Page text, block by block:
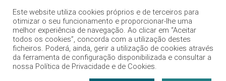
Política de Privacidade e de Cookies
Termos e condições de utilização
Listagem das Unidades Hospitalares
Proteção de dados
Este website utiliza cookies próprios e de terceiros para
otimizar o seu funcionamento e proporcionar-lhe uma
melhor experiência de navegação. Ao clicar em “Aceitar
todos os cookies”, concorda com a utilização destes
ficheiros. Poderá, ainda, gerir a utilização de cookies através
da ferramenta de configuração disponibilizada e consultar a
nossa Política de Privacidade e de Cookies.